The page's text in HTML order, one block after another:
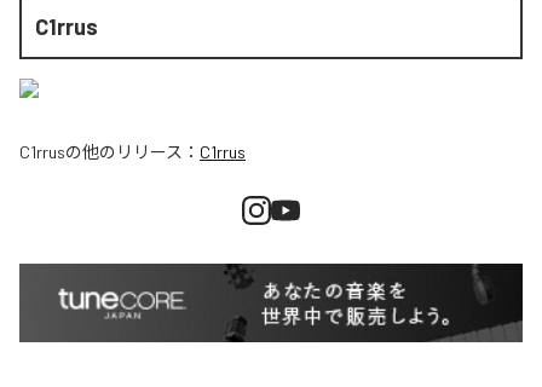
C1rrus
C1rrusの他のリリース： C1rrus